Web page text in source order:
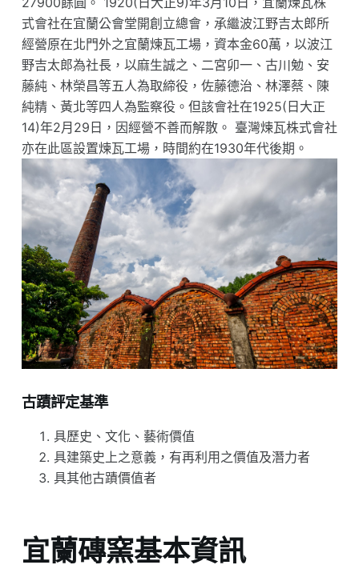
式會社在宜蘭公會堂開創立總會，承繼波江野吉太郎所
經營原在北門外之宜蘭煉瓦工場，資本金60萬，以波江
野吉太郎為社長，以麻生誠之、二宮卯一、古川勉、安
藤純、林榮昌等五人為取締役，佐藤德治、林澤蔡、陳
純精、黃北等四人為監察役。但該會社在1925(日大正
14)年2月29日，因經營不善而解散。 臺灣煉瓦株式會社
亦在此區設置煉瓦工場，時間約在1930年代後期。
古蹟評定基準
具歷史、文化、藝術價值
具建築史上之意義，有再利用之價值及潛力者
具其他古蹟價值者
宜蘭磚窯基本資訊